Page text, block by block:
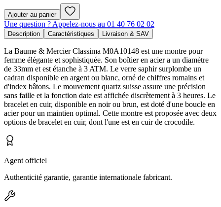
Ajouter au panier
Une question ? Appelez-nous au 01 40 76 02 02
Description Caractéristiques Livraison & SAV
La Baume & Mercier Classima M0A10148 est une montre pour
femme élégante et sophistiquée. Son boîtier en acier a un diamètre
de 33mm et est étanche à 3 ATM. Le verre saphir surplombe un
cadran disponible en argent ou blanc, orné de chiffres romains et
d'index bâtons. Le mouvement quartz suisse assure une précision
sans faille et la fonction date est affichée discrètement à 3 heures. Le
bracelet en cuir, disponible en noir ou brun, est doté d'une boucle en
acier pour un maintien optimal. Cette montre est proposée avec deux
options de bracelet en cuir, dont l'une est en cuir de crocodile.
Agent officiel
Authenticité garantie, garantie internationale fabricant.